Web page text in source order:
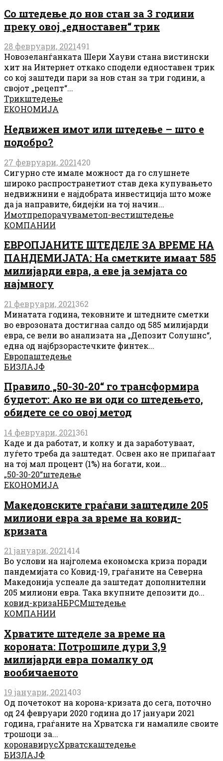
Со штедење до нов стан за 3 години
преку овој „едноставен“ трик
28 февруари, 2021491
Новозеланѓанката Шери Хауви стана вистински
хит на Интернет откако сподели едноставен трик
со кој заштеди пари за нов стан за три години, а
својот „рецепт“...
Трикштедење
ЕКОНОМИЈА
Недвижен имот или штедење – што е
подобро?
27 февруари, 2021420
Сигурно сте имале можност да го слушнете
широко распространетиот став дека купувањето
недвижнини е најдобрата инвестиција што може
да ја направите, бидејќи на тој начин...
Имотпрепорачуваметоп-вестиштедење
КОМПАНИИ
ЕВРОПЈАНИТЕ ШТЕДЕЛЕ ЗА ВРЕМЕ НА
ПАНДЕМИЈАТА: На сметките имаат 585
милијарди евра, а еве ја земјата со
најмногу
21 февруари, 2021362
Минатата година, тековните и штедните сметки
во еврозоната достигнаа салдо од 585 милијарди
евра, се вели во анализата на „Депозит Солушнс“,
една од најбрзорастечките финтек...
Европаштедење
БИЗЛАЈФ
Правило „50-30-20“ го трансформира
буџетот: Ако не ви оди со штедењето,
обидете се со овој метод
14 февруари, 2021361
Каде и да работат, и колку и да заработуваат,
луѓето треба да заштедат. Освен ако не припаѓаат
на тој мал процент (1%) на богати, кои...
„50-30-20“штедење
ЕКОНОМИЈА
Македонските граѓани заштедиле 205
милиони евра за време на ковид-
кризата
21 јануари, 2021414
Во услови на најголема економска криза поради
пандемијата со Ковид-19, граѓаните на Северна
Македонија успеале да заштедат дополнителни
205 милиони евра. Така вкупните депозити до...
ковид-кризаНБРСМштедење
КОМПАНИИ
Хрватите штеделе за време на
короната: Потрошиле дури 3,9
милијарди евра помалку од
вообичаеното
19 јануари, 2021403
Од почетокот на корона-кризата до сега, поточно
од 24 февруари 2020 година до 17 јануари 2021
година, граѓаните на Хрватска ги намалиле своите
трошоци за...
коронавирусХрватскаштедење
БИЗЛАЈФ